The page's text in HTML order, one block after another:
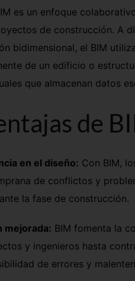
es un enfoque
de construcción. A
bidimensional, el BIM
de un edificio o
que almacenan datos
de
en el diseño: Con BIM,
de conflictos y
la fase de construcción.
mejorada: BIM fomenta la
y ingenieros hasta
de errores y